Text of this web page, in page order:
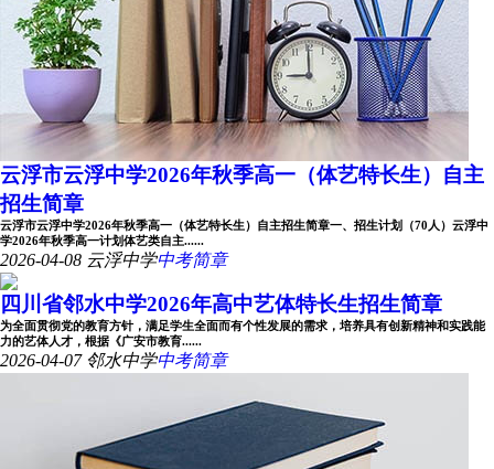
云浮市云浮中学2026年秋季高一（体艺特长生）自主
招生简章
云浮市云浮中学2026年秋季高一（体艺特长生）自主招生简章一、招生计划（70人）云浮中
学2026年秋季高一计划体艺类自主......
2026-04-08 云浮中学中考简章
四川省邻水中学2026年高中艺体特长生招生简章
为全面贯彻党的教育方针，满足学生全面而有个性发展的需求，培养具有创新精神和实践能
力的艺体人才，根据《广安市教育......
2026-04-07 邻水中学中考简章